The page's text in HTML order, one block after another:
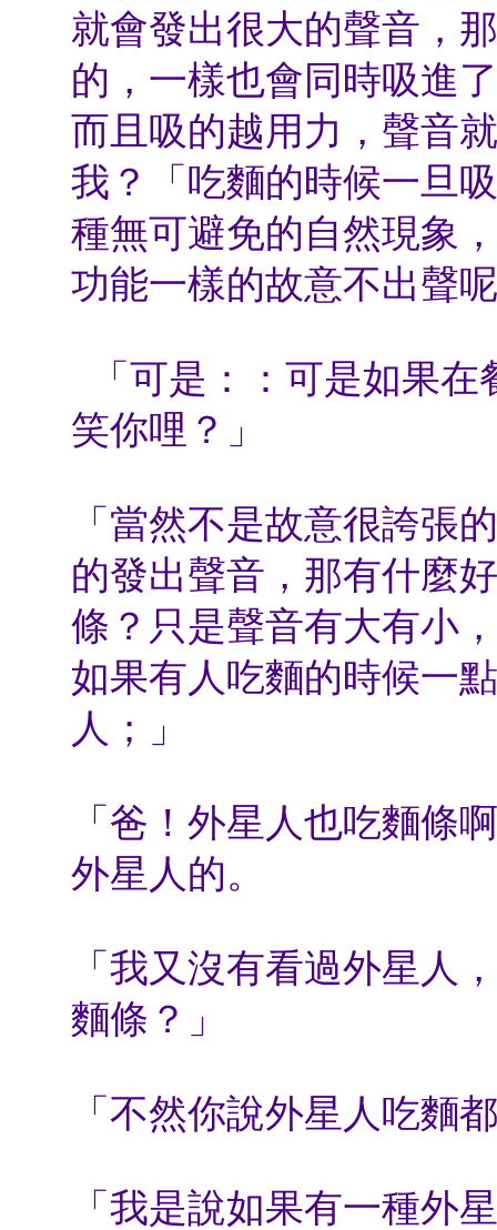
就會發出很大的聲音，
的，一樣也會同時吸進
而且吸的越用力，聲音
我？「吃麵的時候一旦
種無可避免的自然現象
功能一樣的故意不出聲
「可是：：可是如果在
笑你哩？」
「當然不是故意很誇張
的發出聲音，那有什麼
條？只是聲音有大有小
如果有人吃麵的時候一
人；」
「爸！外星人也吃麵條
外星人的。
「我又沒有看過外星人
麵條？」
「不然你說外星人吃麵
「我是說如果有一種外